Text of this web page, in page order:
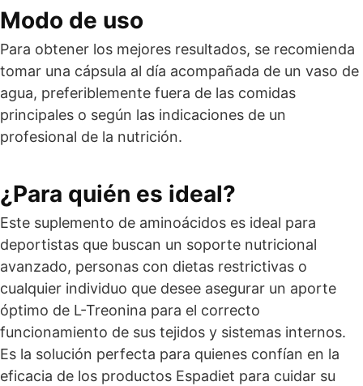
Modo de uso
Para obtener los mejores resultados, se recomienda
tomar una cápsula al día acompañada de un vaso de
agua, preferiblemente fuera de las comidas
principales o según las indicaciones de un
profesional de la nutrición.
¿Para quién es ideal?
Este suplemento de aminoácidos es ideal para
deportistas que buscan un soporte nutricional
avanzado, personas con dietas restrictivas o
cualquier individuo que desee asegurar un aporte
óptimo de L-Treonina para el correcto
funcionamiento de sus tejidos y sistemas internos.
Es la solución perfecta para quienes confían en la
eficacia de los productos Espadiet para cuidar su